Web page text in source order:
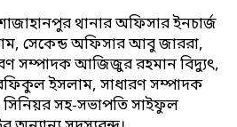
থানার অফিসার ইনচার্জ
সেকেন্ড অফিসার আবু জাররা,
সম্পাদক আজিজুর রহমান বিদ্যুৎ,
ইসলাম, সাধারণ সম্পাদক
সহ-সভাপতি সাইফুল